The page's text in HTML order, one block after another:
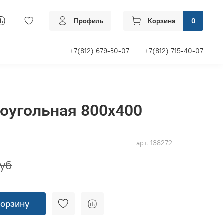
Профиль Корзина 0
+7(812) 679-30-07 +7(812) 715-40-07
арт. 138272
800x400